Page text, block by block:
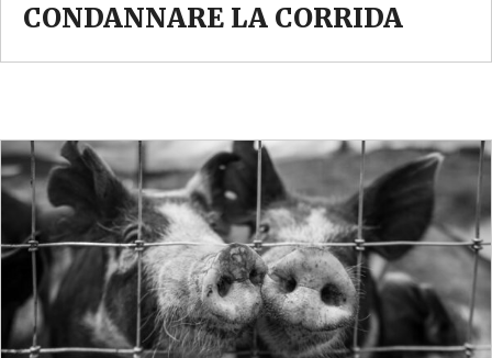
CONDANNARE LA CORRIDA